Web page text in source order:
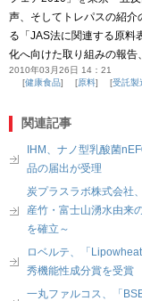
声、そしてトレパスの紹介
る「JAS法に関連する原料
化へ向けた取り組みの報告
2010年03月26日 14：21
健康食品
原料 受託製
関連記事
IHM、ナノ型乳酸菌
品の届出が受理
炭プラスラボ株式会社
産竹・富士山湧水由来
を確立～
ロベルテ、「
秀機能性成分賞を受賞
一丸ファルコス、「